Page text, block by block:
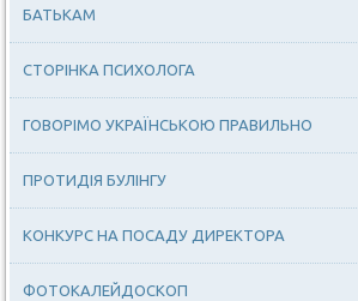
БАТЬКАМ
СТОРІНКА ПСИХОЛОГА
ГОВОРІМО УКРАЇНСЬКОЮ ПРАВИЛЬНО
ПРОТИДІЯ БУЛІНГУ
КОНКУРС НА ПОСАДУ ДИРЕКТОРА
ФОТОКАЛЕЙДОСКОП